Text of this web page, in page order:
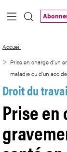
Saut au contenu
Accueil
Prise en charge d’un
maladie ou d’un
Droit du
Prise en